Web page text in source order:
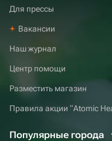
Для прессы
Вакансии
Наш журнал
Центр помощи
Разместить магазин
Правила акции “Atomic
Популярные города